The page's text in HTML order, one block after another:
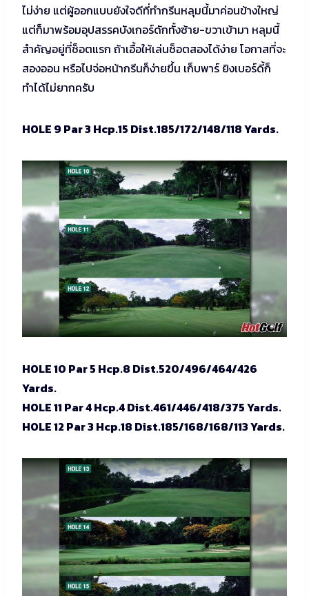
ไม่ง่าย แต่ผู้ออกแบบยังใจดีที่ทำกรีนหลุมนี้มาค่อนข้างใหญ่
แต่ก็มาพร้อมอุปสรรคบังเกอร์ดักทั้งซ้าย-ขวาเข้ามา หลุมนี้
สำคัญอยู่ที่ช็อตแรก ถ้าเอื้อให้เล่นช็อตสองได้ง่าย โอกาสที่จะ
สองออน หรือไปจ่อหน้ากรีนก็ง่ายขึ้น เก็บพาร์ ยิงเบอร์ดี้ก็
ทำได้ไม่ยากครับ
HOLE 9 Par 3 Hcp.15 Dist.185/172/148/118 Yards.
HOLE 10 Par 5 Hcp.8 Dist.520/496/464/426
Yards.
HOLE 11 Par 4 Hcp.4 Dist.461/446/418/375 Yards.
HOLE 12 Par 3 Hcp.18 Dist.185/168/168/113 Yards.